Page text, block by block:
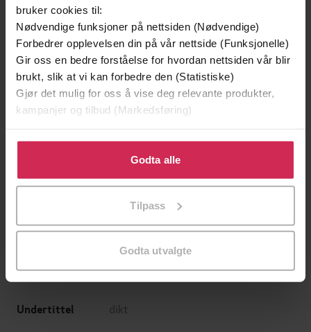
bruker cookies til:
Nødvendige funksjoner på nettsiden (Nødvendige)
Forbedrer opplevelsen din på vår nettside (Funksjonelle)
Gir oss en bedre forståelse for hvordan nettsiden vår blir
brukt, slik at vi kan forbedre den (Statistiske)
Gjør det mulig for oss å vise deg relevante produkter,
kampanjer og tilbud (Markedsføring)
Klikk på «Godta alle» for å gi oss ditt samtykke til å
bruke cookies for alle disse formålene. Du kan også
tilpasse ditt samtykke til spesifikke formål ved å klikke
Godta alle
Tilpass
Godta utvalgte
149,-
Jenta som ble igjen
EBOK
199,-
EBOK
Undertittel dikt